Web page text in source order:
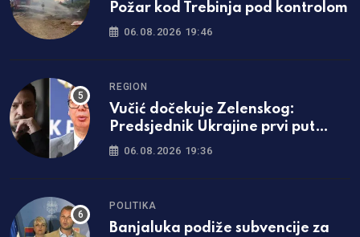
Požar kod Trebinja pod kontrolom
06.08.2026 19:46
REGION
Vučić dočekuje Zelenskog:
Predsjednik Ukrajine prvi put
dolazi u Srbiju
06.08.2026 19:36
POLITIKA
Banjaluka podiže subvencije za